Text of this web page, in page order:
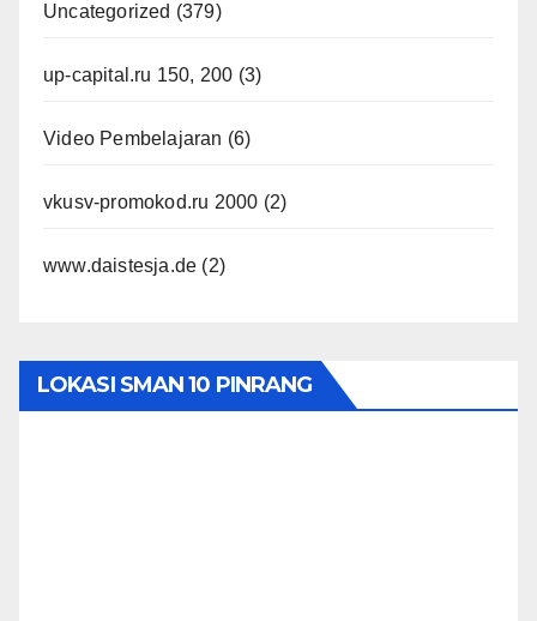
Uncategorized (379)
up-capital.ru 150, 200 (3)
Video Pembelajaran (6)
vkusv-promokod.ru 2000 (2)
www.daistesja.de (2)
LOKASI SMAN 10 PINRANG